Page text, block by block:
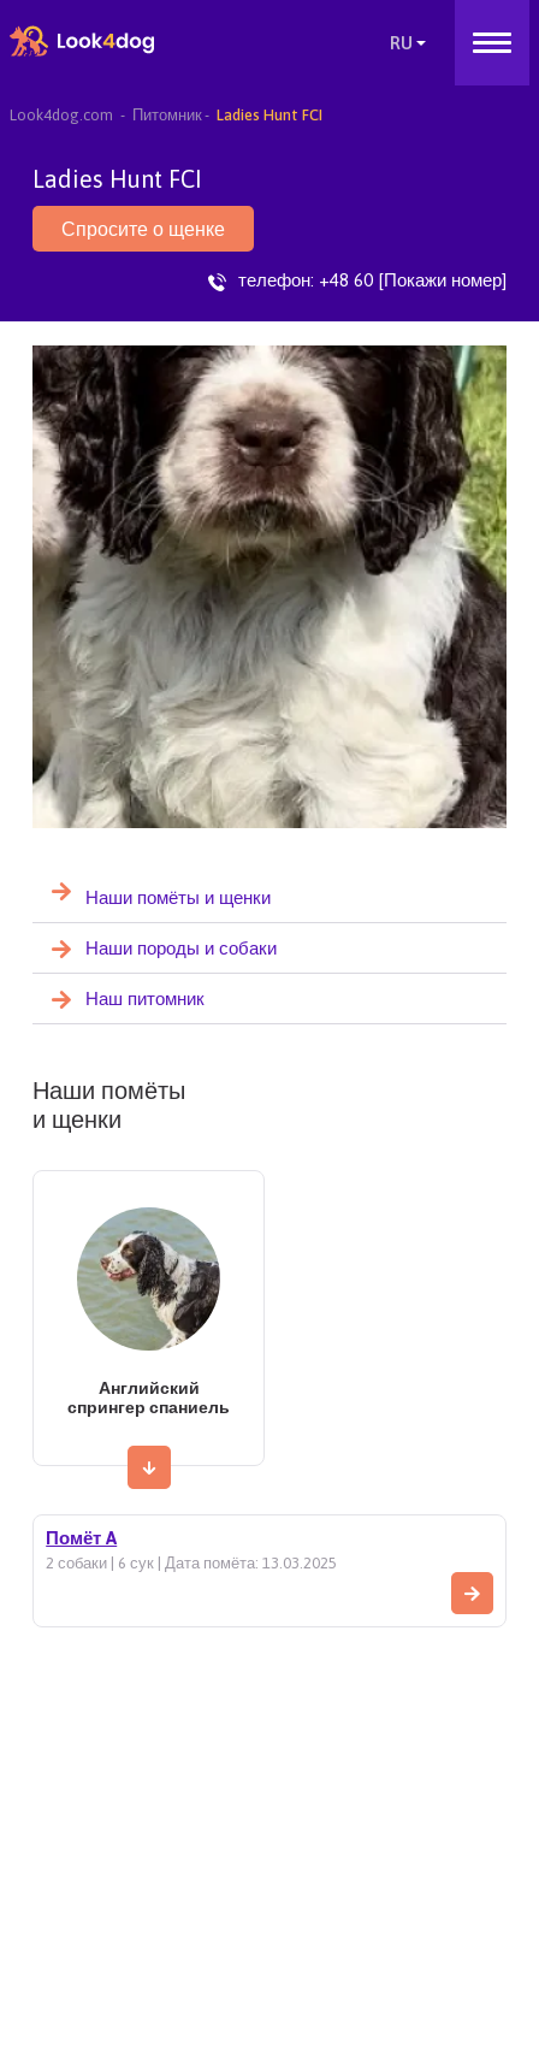
Look4dog.com Питомник Ladies Hunt FCI
Ladies Hunt FCI
Спросите о щенке
телефон: +48 60 [Покажи номер]
Наши помёты и щенки
Наши породы и собаки
Наш питомник
Наши помёты
и щенки
Английский
спрингер спаниель
Помёт A
2 собаки | 6 сук | Дата помёта: 13.03.2025